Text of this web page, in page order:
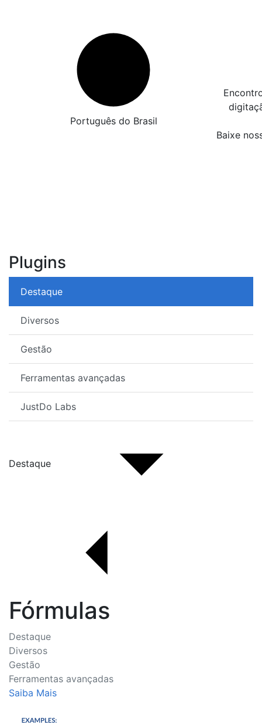
Português do Brasil
Baixe
Plugins
Destaque
Diversos
Gestão
Ferramentas avançadas
JustDo Labs
Destaque
Fórmulas
Destaque
Diversos
Gestão
Ferramentas avançadas
Saiba Mais